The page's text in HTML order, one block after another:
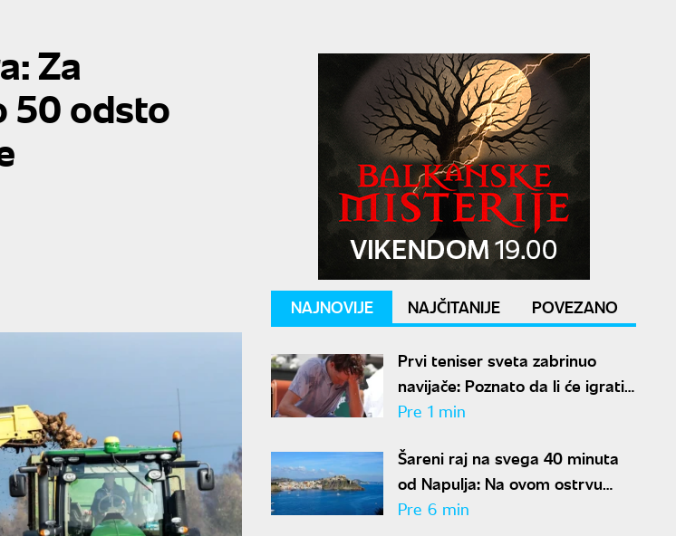
Za
50 odsto
NAJNOVIJE NAJČITANIJE POVEZANO
Prvi teniser sveta zabrinuo
navijače: Poznato da li će igrati
na mastersu u Sinsinatiju
Pre 1 min
Šareni raj na svega 40 minuta
od Napulja: Na ovom ostrvu
nema jurnjave, ovde vlada
Pre 6 min